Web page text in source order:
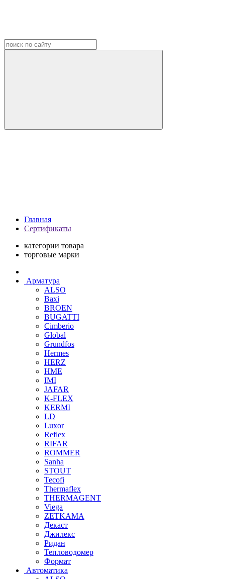
Главная
Сертификаты
категории товара
торговые марки
Арматура
ALSO
Baxi
BROEN
BUGATTI
Cimberio
Global
Grundfos
Hermes
HERZ
HME
IMI
JAFAR
K-FLEX
KERMI
LD
Luxor
Reflex
RIFAR
ROMMER
Sanha
STOUT
Tecofi
Thermaflex
THERMAGENT
Viega
ZETKAMA
Декаст
Джилекс
Ридан
Тепловодомер
Формат
Автоматика